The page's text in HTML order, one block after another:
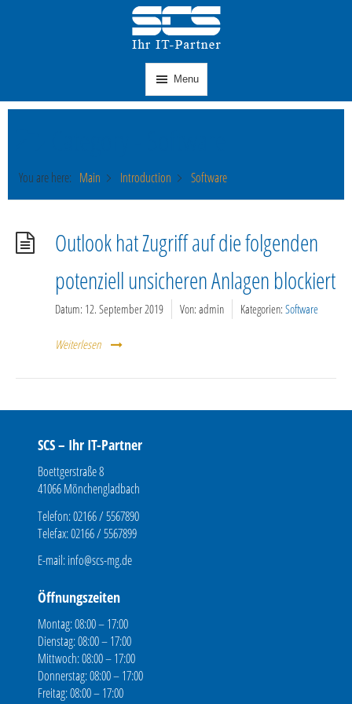
Menu
You are here: Main Introduction Software
Outlook hat Zugriff auf die folgenden
potenziell unsicheren Anlagen blockiert
Datum: 12. September 2019 Von: admin Kategorien: Software
Weiterlesen
SCS – Ihr IT-Partner
Boettgerstraße 8
41066 Mönchengladbach
Telefon: 02166 / 5567890
Telefax: 02166 / 5567899
E-mail:info@scs-mg.de
Öffnungszeiten
Montag: 08:00 – 17:00
Dienstag: 08:00 – 17:00
Mittwoch: 08:00 – 17:00
Donnerstag: 08:00 – 17:00
Freitag: 08:00 – 17:00